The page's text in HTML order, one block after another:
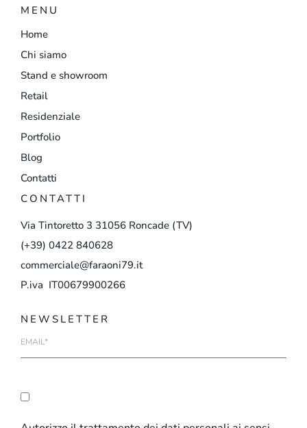
MENU
Home
Chi siamo
Stand e showroom
Retail
Residenziale
Portfolio
Blog
Contatti
CONTATTI
Via Tintoretto 3 31056 Roncade (TV)
(+39) 0422 840628
commerciale@faraoni79.it
P.iva IT00679900266
NEWSLETTER
mail